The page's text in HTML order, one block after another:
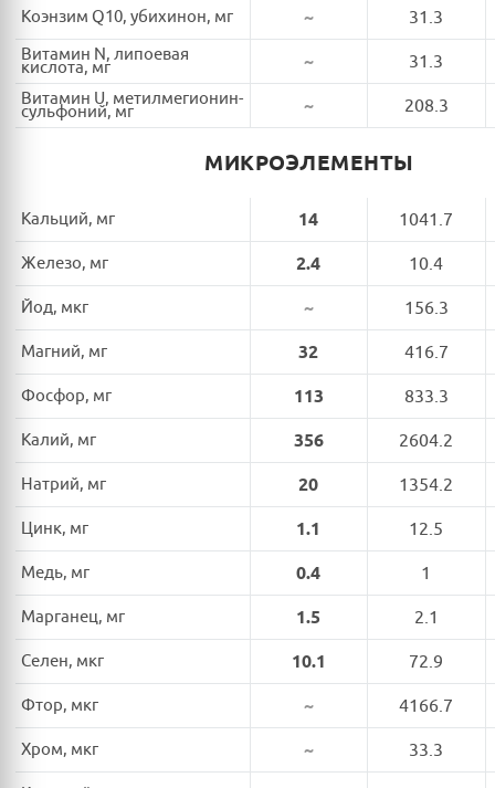
Коэнзим Q10, убихинон, мг ~ 31.3
Витамин N, липоевая
кислота, мг ~ 31.3
Витамин U, метилмегионин-
сульфоний, мг ~ 208.3
МИКРОЭЛЕМЕНТЫ
Кальций, мг 14 1041.7
Железо, мг 2.4 10.4
Йод, мкг ~ 156.3
Магний, мг 32 416.7
Фосфор, мг 113 833.3
Калий, мг 356 2604.2
Натрий, мг 20 1354.2
Цинк, мг 1.1 12.5
Медь, мг 0.4 1
Марганец, мг 1.5 2.1
Селен, мкг 10.1 72.9
Фтор, мкг ~ 4166.7
Хром, мкг ~ 33.3